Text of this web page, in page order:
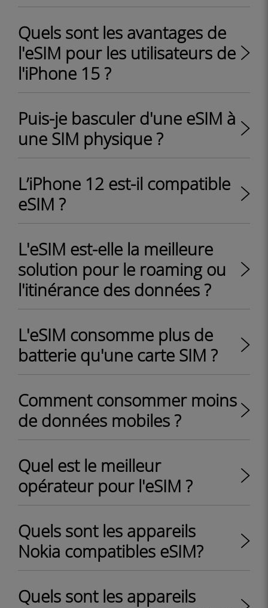
Quels sont les avantages de
l'eSIM pour les utilisateurs de
l'iPhone 15 ?
Puis-je basculer d'une eSIM à
une SIM physique ?
L’iPhone 12 est-il compatible
eSIM ?
L'eSIM est-elle la meilleure
solution pour le roaming ou
l'itinérance des données ?
L'eSIM consomme plus de
batterie qu'une carte SIM ?
Comment consommer moins
de données mobiles ?
Quel est le meilleur
opérateur pour l'eSIM ?
Quels sont les appareils
Nokia compatibles eSIM?
Quels sont les appareils